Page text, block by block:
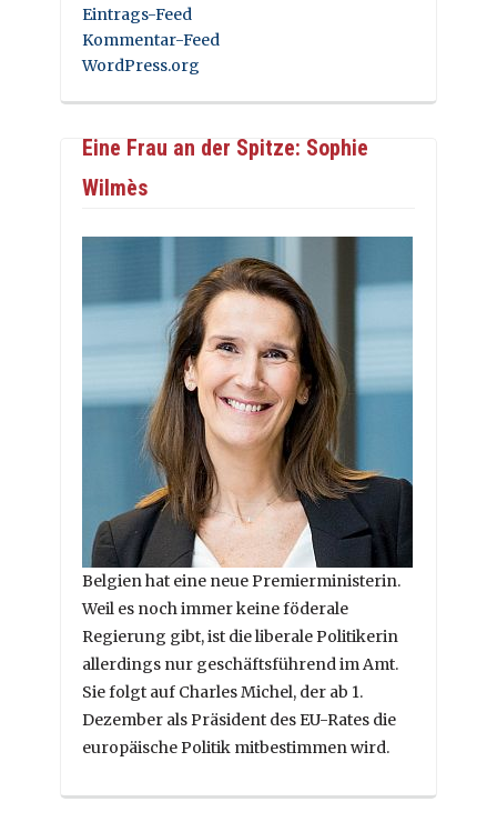
Eintrags-Feed
Kommentar-Feed
WordPress.org
Eine Frau an der Spitze: Sophie
Wilmès
Belgien hat eine neue Premierministerin.
Weil es noch immer keine föderale
Regierung gibt, ist die liberale Politikerin
allerdings nur geschäftsführend im Amt.
Sie folgt auf Charles Michel, der ab 1.
Dezember als Präsident des EU-Rates die
europäische Politik mitbestimmen wird.